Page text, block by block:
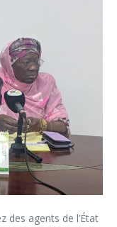
des agents de l’État